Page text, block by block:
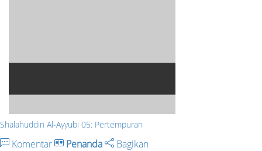
Shalahuddin Al-Ayyubi 05: Pertempuran
Komentar Penanda Bagikan